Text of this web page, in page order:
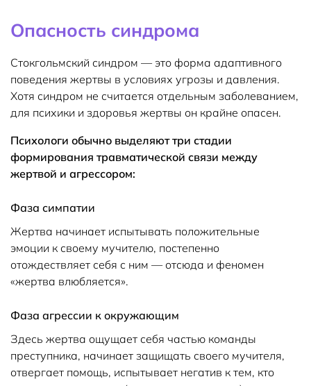
Опасность синдрома
Стокгольмский синдром — это форма адаптивного
поведения жертвы в условиях угрозы и давления.
Хотя синдром не считается отдельным заболеванием,
для психики и здоровья жертвы он крайне опасен.
Психологи обычно выделяют три стадии
формирования травматической связи между
жертвой и агрессором:
Фаза симпатии
Жертва начинает испытывать положительные
эмоции к своему мучителю, постепенно
отождествляет себя с ним — отсюда и феномен
«жертва влюбляется».
Фаза агрессии к окружающим
Здесь жертва ощущает себя частью команды
преступника, начинает защищать своего мучителя,
отвергает помощь, испытывает негатив к тем, кто